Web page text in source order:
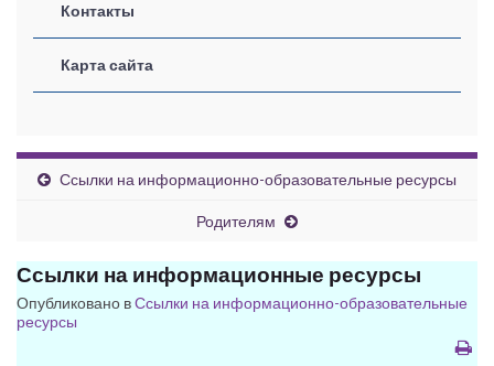
Контакты
Карта сайта
Ссылки на информационно-образовательные ресурсы
Родителям
Ссылки на информационные ресурсы
Опубликовано вСсылки на информационно-образовательные
ресурсы